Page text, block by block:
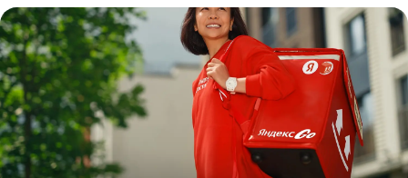
Водитель
грузовой машины